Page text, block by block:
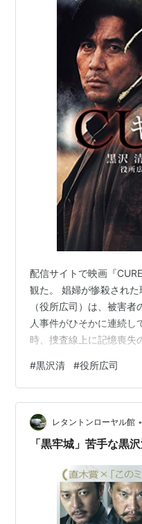
配信サイトで映画『
観た。 娼婦が惨殺され
（役所広司）は、被害
人事件がひそかに連続し
時、捜査線上に記憶喪失
いく…。 黒沢清監督が世
った作品。あのポン・ジ
トにも入る程。久しぶり
に脅かされる黒澤節は健
易しく思える。キレッキ
#黒沢清 #役所広司
レタントンローヤル館 •
「黒牢城」苦手な黒